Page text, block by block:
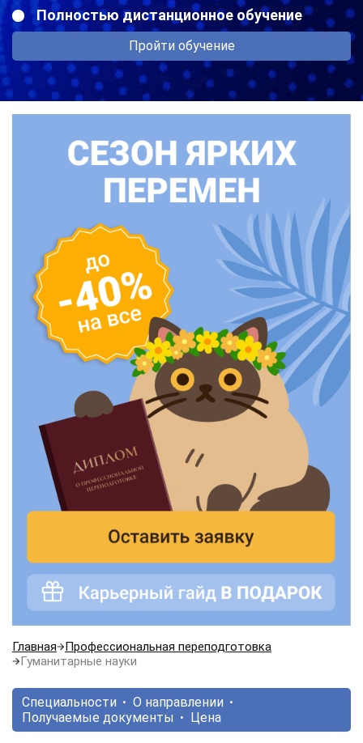
Полностью дистанционное обучение
Пройти обучение
Главная
Профессиональная переподготовка
Гуманитарные науки
Специальности
О направлении
Получаемые документы
Цена